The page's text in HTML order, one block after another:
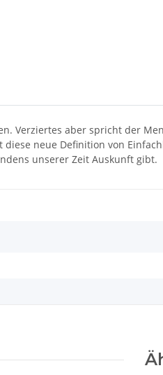
Verziertes aber spricht der
neue Definition von
unserer Zeit Auskunft gibt.